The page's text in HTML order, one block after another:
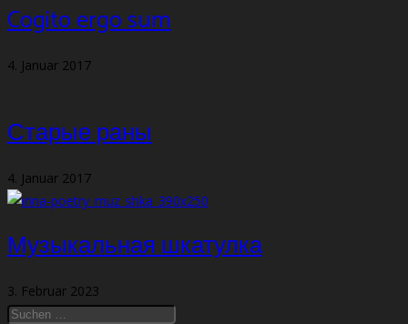
Cogito ergo sum
4. Januar 2017
Старые раны
4. Januar 2017
Музыкальная шкатулка
3. Februar 2023
Suchen